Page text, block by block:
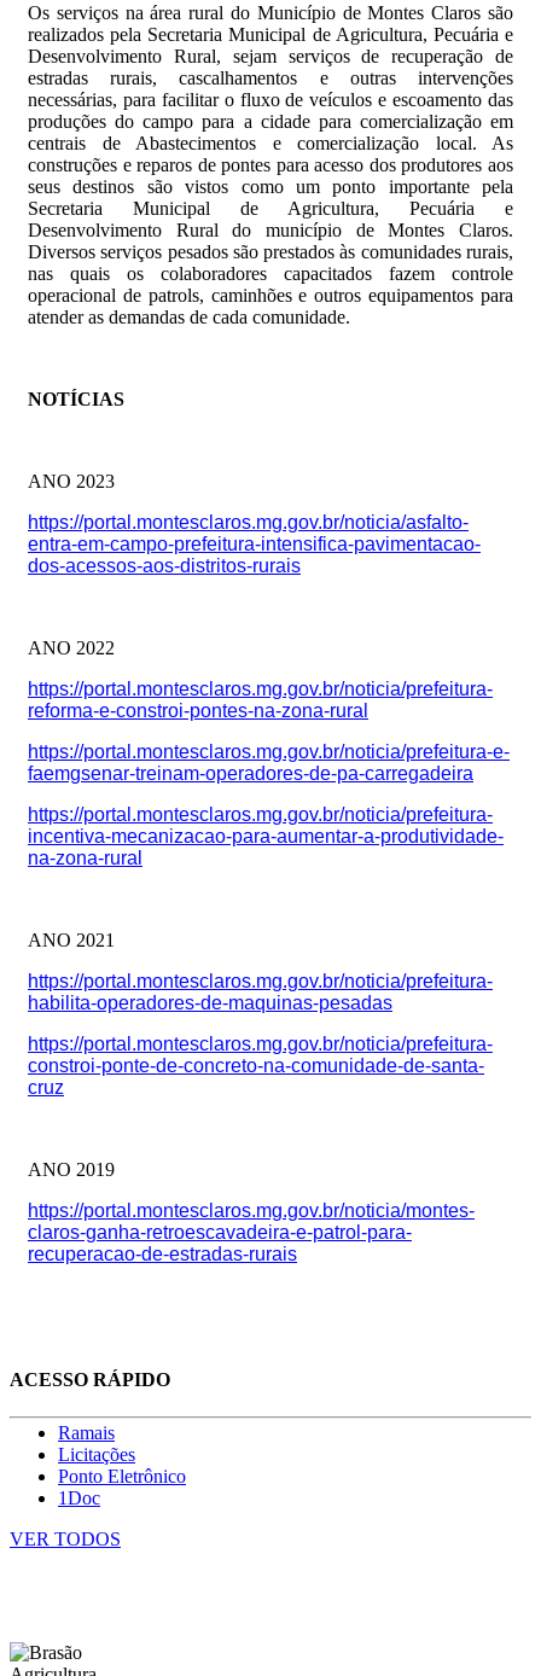
Os serviços na área rural do Município de Montes Claros são
realizados pela Secretaria Municipal de Agricultura, Pecuária e
Desenvolvimento Rural, sejam serviços de recuperação de
estradas rurais, cascalhamentos e outras intervenções
necessárias, para facilitar o fluxo de veículos e escoamento das
produções do campo para a cidade para comercialização em
centrais de Abastecimentos e comercialização local. As
construções e reparos de pontes para acesso dos produtores aos
seus destinos são vistos como um ponto importante pela
Secretaria Municipal de Agricultura, Pecuária e
Desenvolvimento Rural do município de Montes Claros.
Diversos serviços pesados são prestados às comunidades rurais,
nas quais os colaboradores capacitados fazem controle
operacional de patrols, caminhões e outros equipamentos para
atender as demandas de cada comunidade.
NOTÍCIAS
ANO 2023
https://portal.montesclaros.mg.gov.br/noticia/asfalto-
entra-em-campo-prefeitura-intensifica-pavimentacao-
dos-acessos-aos-distritos-rurais
ANO 2022
https://portal.montesclaros.mg.gov.br/noticia/prefeitura-
reforma-e-constroi-pontes-na-zona-rural
https://portal.montesclaros.mg.gov.br/noticia/prefeitura-e-
faemgsenar-treinam-operadores-de-pa-carregadeira
https://portal.montesclaros.mg.gov.br/noticia/prefeitura-
incentiva-mecanizacao-para-aumentar-a-produtividade-
na-zona-rural
ANO 2021
https://portal.montesclaros.mg.gov.br/noticia/prefeitura-
habilita-operadores-de-maquinas-pesadas
https://portal.montesclaros.mg.gov.br/noticia/prefeitura-
constroi-ponte-de-concreto-na-comunidade-de-santa-
cruz
ANO 2019
https://portal.montesclaros.mg.gov.br/noticia/montes-
claros-ganha-retroescavadeira-e-patrol-para-
recuperacao-de-estradas-rurais
ACESSO RÁPIDO
Ramais
Licitações
Ponto Eletrônico
1Doc
VER TODOS